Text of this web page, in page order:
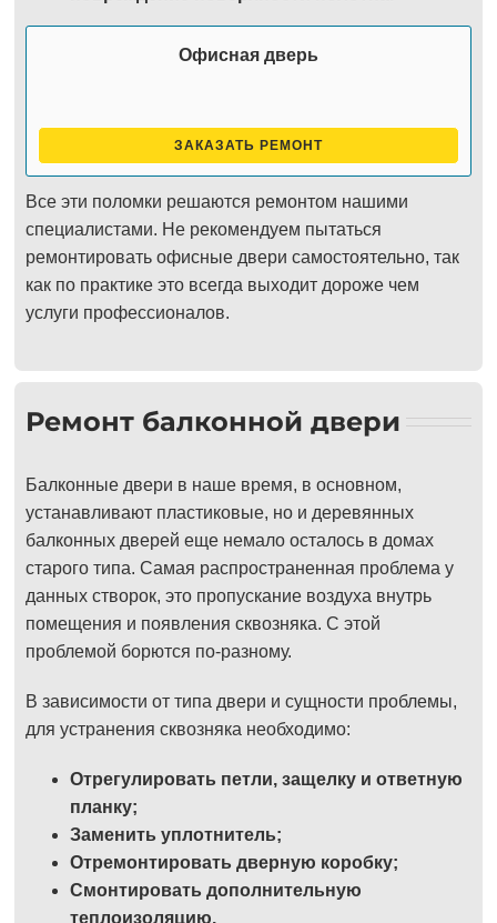
Офисная дверь
ЗАКАЗАТЬ РЕМОНТ
Все эти поломки решаются ремонтом нашими
специалистами. Не рекомендуем пытаться
ремонтировать офисные двери самостоятельно, так
как по практике это всегда выходит дороже чем
услуги профессионалов.
Ремонт балконной двери
Балконные двери в наше время, в основном,
устанавливают пластиковые, но и деревянных
балконных дверей еще немало осталось в домах
старого типа. Самая распространенная проблема у
данных створок, это пропускание воздуха внутрь
помещения и появления сквозняка. С этой
проблемой борются по-разному.
В зависимости от типа двери и сущности проблемы,
для устранения сквозняка необходимо:
Отрегулировать петли, защелку и ответную
планку;
Заменить уплотнитель;
Отремонтировать дверную коробку;
Смонтировать дополнительную
теплоизоляцию.